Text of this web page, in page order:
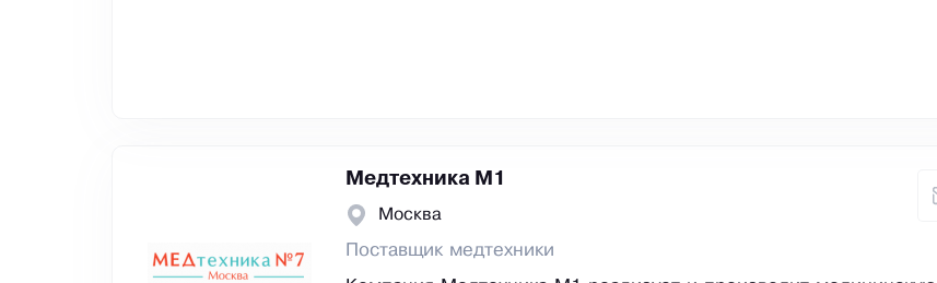
Медтехника М1
Москва
Поставщик медтехники